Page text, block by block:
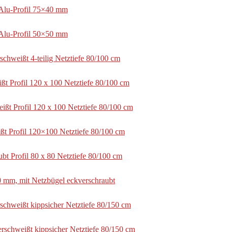
Profil 75×40 mm
Profil 50×50 mm
4-teilig Netztiefe 80/100 cm
Profil 120 x 100 Netztiefe 80/100 cm
Profil 120 x 100 Netztiefe 80/100 cm
Profil 120×100 Netztiefe 80/100 cm
Profil 80 x 80 Netztiefe 80/100 cm
mit Netzbügel eckverschraubt
kippsicher Netztiefe 80/150 cm
kippsicher Netztiefe 80/150 cm